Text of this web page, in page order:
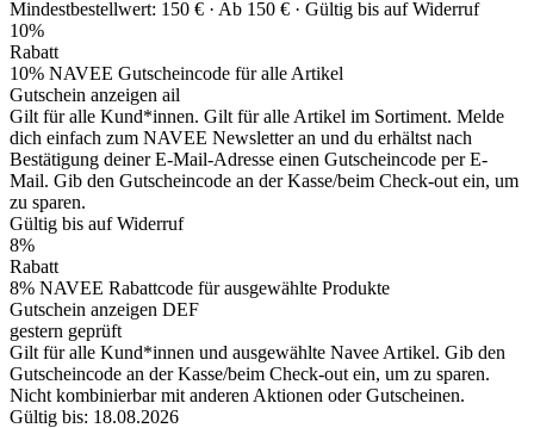
Mindestbestellwert: 150 € · Ab 150 € · Gültig bis auf Widerruf
10%
Rabatt
10% NAVEE Gutscheincode für alle Artikel
Gutschein anzeigen ail
Gilt für alle Kund*innen. Gilt für alle Artikel im Sortiment. Melde
dich einfach zum NAVEE Newsletter an und du erhältst nach
Bestätigung deiner E-Mail-Adresse einen Gutscheincode per E-
Mail. Gib den Gutscheincode an der Kasse/beim Check-out ein, um
zu sparen.
Gültig bis auf Widerruf
8%
Rabatt
8% NAVEE Rabattcode für ausgewählte Produkte
Gutschein anzeigen DEF
gestern geprüft
Gilt für alle Kund*innen und ausgewählte Navee Artikel. Gib den
Gutscheincode an der Kasse/beim Check-out ein, um zu sparen.
Nicht kombinierbar mit anderen Aktionen oder Gutscheinen.
Gültig bis: 18.08.2026